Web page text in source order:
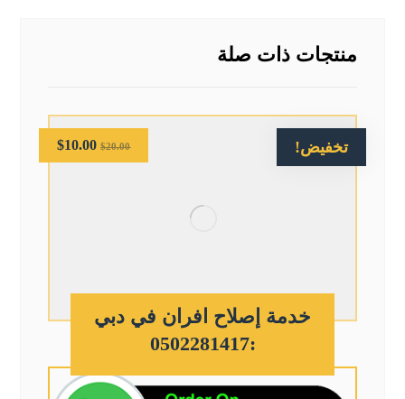
منتجات ذات صلة
تخفيض!
خدمة إصلاح افران في دبي
:0502281417
$20.00
$10.00